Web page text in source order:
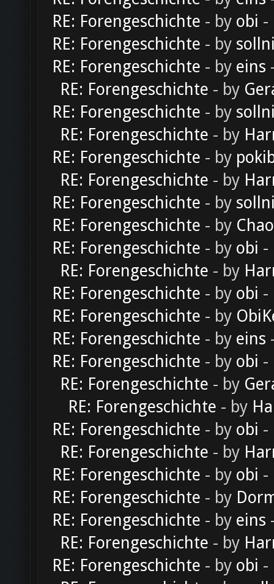
RE: Forengeschichte - by obi -
RE: Forengeschichte - by
RE: Forengeschichte - by eins
RE: Forengeschichte - by
RE: Forengeschichte - by
RE: Forengeschichte - by
RE: Forengeschichte - by
RE: Forengeschichte - by
RE: Forengeschichte - by
RE: Forengeschichte - by
RE: Forengeschichte - by obi -
RE: Forengeschichte - by
RE: Forengeschichte - by obi -
RE: Forengeschichte - by
RE: Forengeschichte - by eins
RE: Forengeschichte - by obi -
RE: Forengeschichte - by
RE: Forengeschichte - by
RE: Forengeschichte - by obi -
RE: Forengeschichte - by
RE: Forengeschichte - by obi -
RE: Forengeschichte - by
RE: Forengeschichte - by eins
RE: Forengeschichte - by
RE: Forengeschichte - by obi -